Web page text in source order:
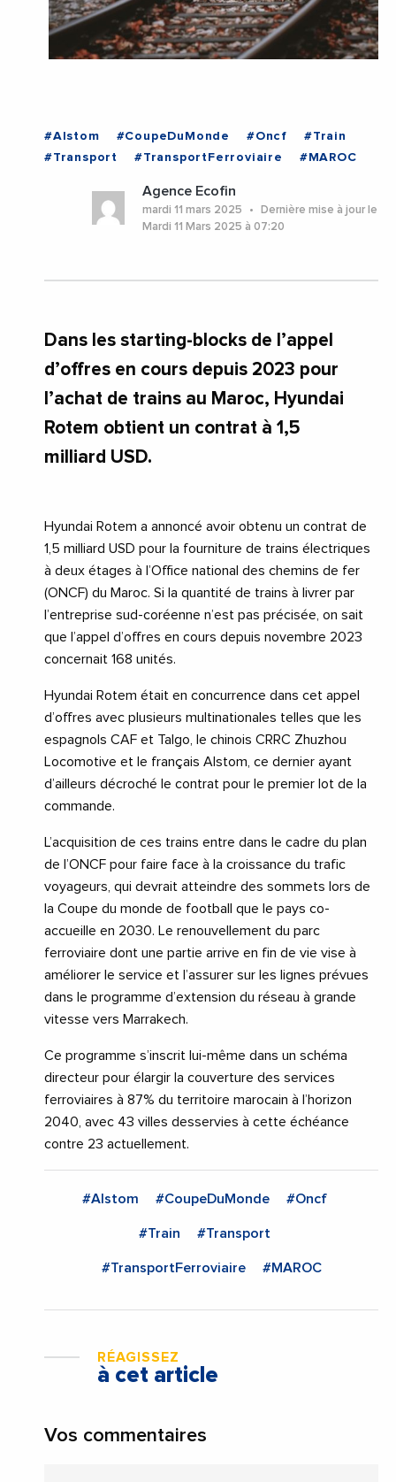
#Alstom #CoupeDuMonde #Oncf
#Train
#Transport
#TransportFerroviaire #MAROC
Agence Ecofin
mardi 11 mars 2025
Dernière mise à jour le
Mardi 11 Mars 2025 à 07:20
Dans les starting-blocks de l’appel
d’offres en cours depuis 2023 pour
l’achat de trains au Maroc, Hyundai
Rotem obtient un contrat à 1,5
milliard USD.
Hyundai Rotem a annoncé avoir obtenu un contrat de
1,5 milliard USD pour la fourniture de trains électriques
à deux étages à l’Office national des chemins de fer
(ONCF) du Maroc. Si la quantité de trains à livrer par
l’entreprise sud-coréenne n’est pas précisée, on sait
que l’appel d’offres en cours depuis novembre 2023
concernait 168 unités.
Hyundai Rotem était en concurrence dans cet appel
d’offres avec plusieurs multinationales telles que les
espagnols CAF et Talgo, le chinois CRRC Zhuzhou
Locomotive et le français Alstom, ce dernier ayant
d’ailleurs décroché le contrat pour le premier lot de la
commande.
L’acquisition de ces trains entre dans le cadre du plan
de l’ONCF pour faire face à la croissance du trafic
voyageurs, qui devrait atteindre des sommets lors de
la Coupe du monde de football que le pays co-
accueille en 2030. Le renouvellement du parc
ferroviaire dont une partie arrive en fin de vie vise à
améliorer le service et l’assurer sur les lignes prévues
dans le programme d’extension du réseau à grande
vitesse vers Marrakech.
Ce programme s’inscrit lui-même dans un schéma
directeur pour élargir la couverture des services
ferroviaires à 87% du territoire marocain à l’horizon
2040, avec 43 villes desservies à cette échéance
contre 23 actuellement.
#Alstom #CoupeDuMonde #Oncf
#Train #Transport
#TransportFerroviaire #MAROC
RÉAGISSEZ
à cet article
Vos commentaires